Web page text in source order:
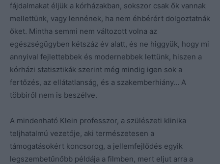
fájdalmakat éljük a kórházakban, sokszor csak ők vannak
mellettünk, vagy lennének, ha nem éhbérért dolgoztatnák
őket. Mintha semmi nem változott volna az
egészségügyben kétszáz év alatt, és ne higgyük, hogy mi
annyival fejlettebbek és modernebbek lettünk, hiszen a
kórházi statisztikák szerint még mindig igen sok a
fertőzés, az ellátatlanság, és a szakemberhiány… A
többiről nem is beszélve.
A mindenható Klein professzor, a szülészeti klinika
teljhatalmú vezetője, aki természetesen a
támogatásokért koncsorog, a jellemfejlődés egyik
legszembetűnőbb példája a filmben, mert eljut arra a